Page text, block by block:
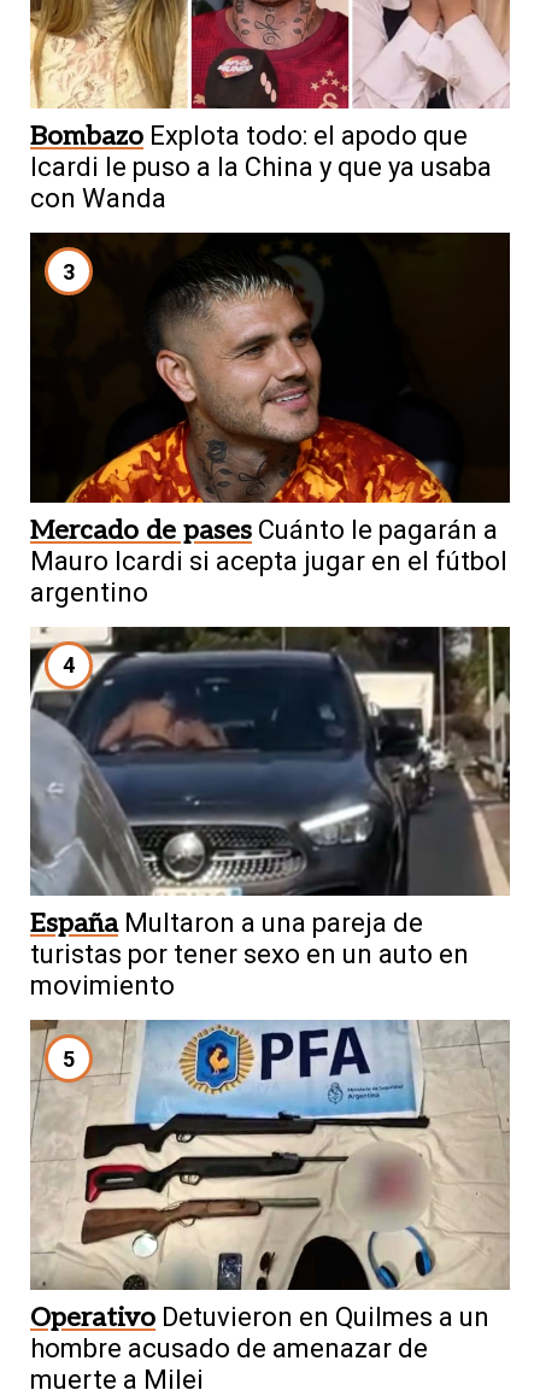
Bombazo Explota todo: el apodo que
Icardi le puso a la China y que ya usaba
con Wanda
3
Mercado de pases Cuánto le pagarán a
Mauro Icardi si acepta jugar en el fútbol
argentino
4
España Multaron a una pareja de
turistas por tener sexo en un auto en
movimiento
5
Operativo Detuvieron en Quilmes a un
hombre acusado de amenazar de
muerte a Milei